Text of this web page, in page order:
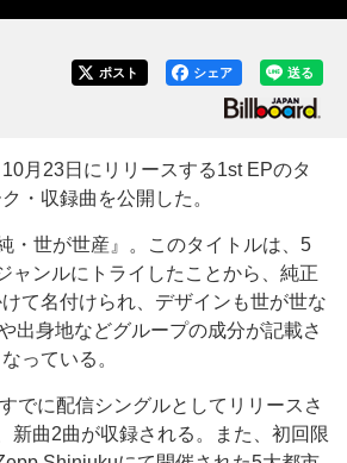
送る
シェア
ポスト
月23日にリリースする1st EPのタ
・収録曲を公開した。
世が世産』。このタイトルは、5
ャンルにトライしたことから、純正
て名付けられ、デザインも世が世な
出身地などグループの成分が記載さ
っている。
でに配信シングルとしてリリースさ
新曲2曲が収録される。また、初回限